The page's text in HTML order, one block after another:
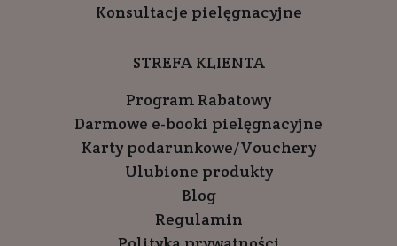
Konsultacje pielęgnacyjne
STREFA KLIENTA
Program Rabatowy
Darmowe e-booki pielęgnacyjne
Karty podarunkowe/Vouchery
Ulubione produkty
Blog
Regulamin